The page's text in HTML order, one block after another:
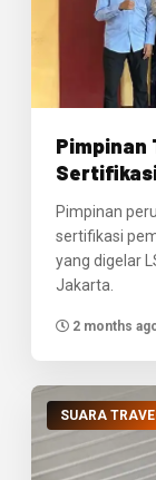
Pimpinan
Pimpinan
sertifikasi
yang digelar
Jakarta.
2 months
SUARA